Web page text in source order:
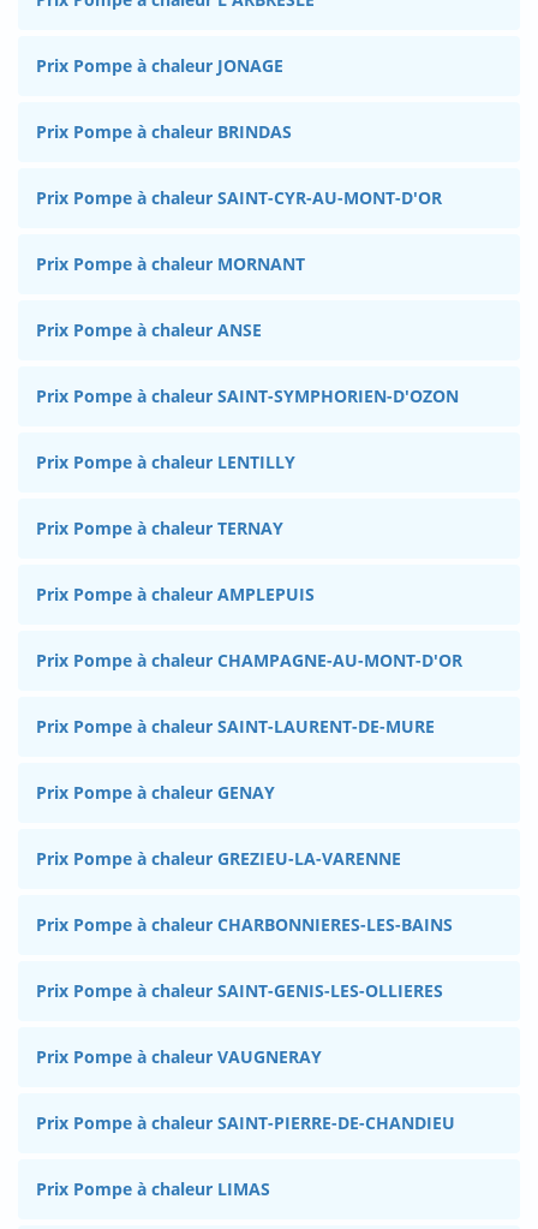
Prix Pompe à chaleur JONAGE
Prix Pompe à chaleur BRINDAS
Prix Pompe à chaleur SAINT-CYR-AU-MONT-D'OR
Prix Pompe à chaleur MORNANT
Prix Pompe à chaleur ANSE
Prix Pompe à chaleur SAINT-SYMPHORIEN-D'OZON
Prix Pompe à chaleur LENTILLY
Prix Pompe à chaleur TERNAY
Prix Pompe à chaleur AMPLEPUIS
Prix Pompe à chaleur CHAMPAGNE-AU-MONT-D'OR
Prix Pompe à chaleur SAINT-LAURENT-DE-MURE
Prix Pompe à chaleur GENAY
Prix Pompe à chaleur GREZIEU-LA-VARENNE
Prix Pompe à chaleur CHARBONNIERES-LES-BAINS
Prix Pompe à chaleur SAINT-GENIS-LES-OLLIERES
Prix Pompe à chaleur VAUGNERAY
Prix Pompe à chaleur SAINT-PIERRE-DE-CHANDIEU
Prix Pompe à chaleur LIMAS